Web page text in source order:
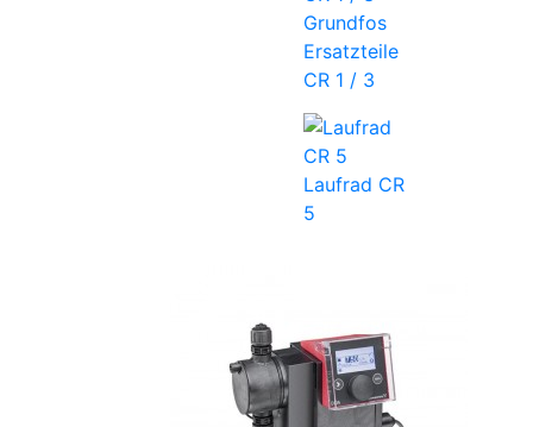
Grundfos
Ersatzteile
CR 1 / 3
Laufrad CR
5